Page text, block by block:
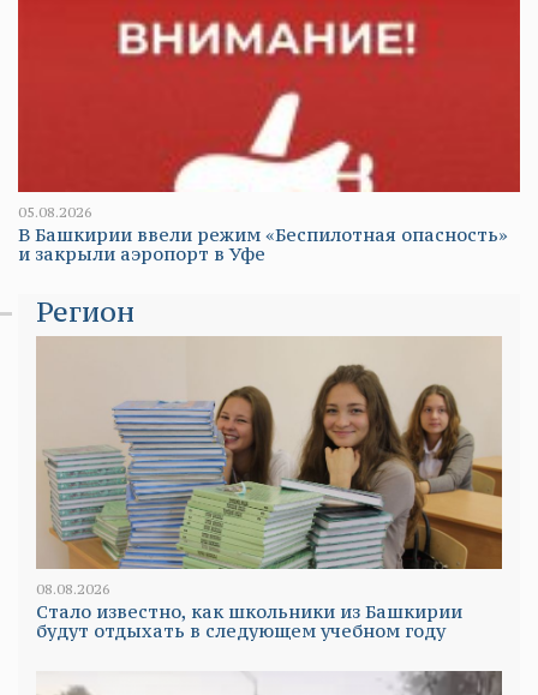
05.08.2026
В Башкирии ввели режим «Беспилотная опасность»
и закрыли аэропорт в Уфе
Регион
08.08.2026
Стало известно, как школьники из Башкирии
будут отдыхать в следующем учебном году